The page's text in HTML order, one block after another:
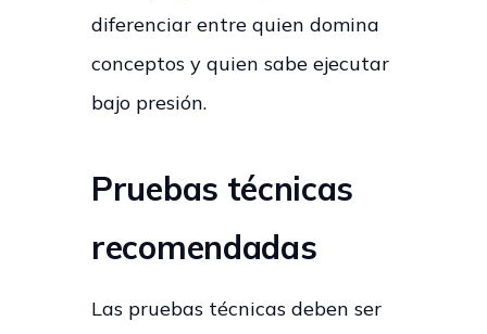
diferenciar entre quien domina
conceptos y quien sabe ejecutar
bajo presión.
Pruebas técnicas
recomendadas
Las pruebas técnicas deben ser